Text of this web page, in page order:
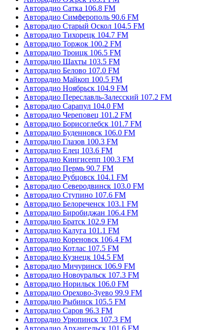
Авторадио Сатка 106.8 FM
Авторадио Симферополь 90.6 FM
Авторадио Старый Оскол 104.5 FM
Авторадио Тихорецк 104.7 FM
Авторадио Торжок 100.2 FM
Авторадио Троицк 106.5 FM
Авторадио Шахты 103.5 FM
Авторадио Белово 107.0 FM
Авторадио Майкоп 100.5 FM
Авторадио Ноябрьск 104.9 FM
Авторадио Переславль-Залесский 107.2 FM
Авторадио Сарапул 104.0 FM
Авторадио Череповец 101.2 FM
Авторадио Борисоглебск 101.7 FM
Авторадио Буденновск 106.0 FM
Авторадио Глазов 100.3 FM
Авторадио Елец 103.6 FM
Авторадио Кингисепп 100.3 FM
Авторадио Пермь 90.7 FM
Авторадио Рубцовск 104.1 FM
Авторадио Северодвинск 103.0 FM
Авторадио Ступино 107.6 FM
Авторадио Белореченск 103.1 FM
Авторадио Биробиджан 106.4 FM
Авторадио Братск 102.9 FM
Авторадио Калуга 101.1 FM
Авторадио Кореновск 106.4 FM
Авторадио Котлас 107.5 FM
Авторадио Кузнецк 104.5 FM
Авторадио Мичуринск 106.9 FM
Авторадио Новоуральск 107.3 FM
Авторадио Норильск 106.0 FM
Авторадио Орехово-Зуево 99.9 FM
Авторадио Рыбинск 105.5 FM
Авторадио Саров 96.3 FM
Авторадио Урюпинск 107.3 FM
Авторадио Архангельск 101.6 FM